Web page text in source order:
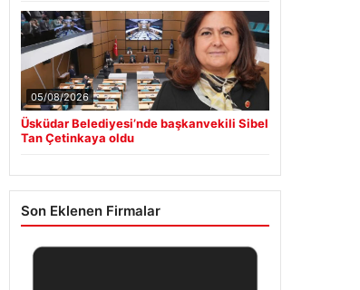
05/08/2026
Üsküdar Belediyesi’nde başkanvekili Sibel
Tan Çetinkaya oldu
Son Eklenen Firmalar